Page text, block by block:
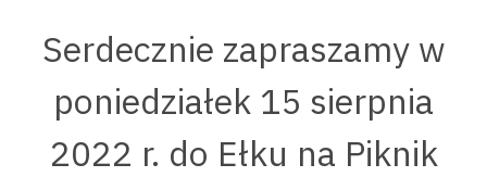
Serdecznie zapraszamy w
poniedziałek 15 sierpnia
2022 r. do Ełku na Piknik